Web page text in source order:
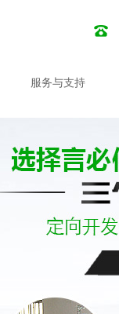
服务与支持